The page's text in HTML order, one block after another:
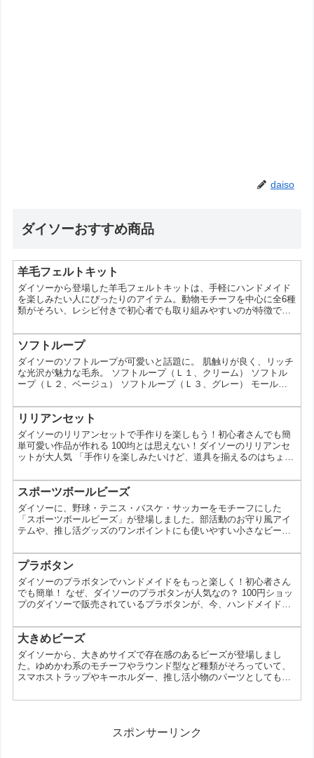
daiso
ダイソーおすすめ商品
羊毛フェルトキット
ダイソーから登場した羊毛フェルトキットは、手軽にハンドメイド
を楽しみたい人にぴったりのアイテム。動物モチーフを中心に全6種
類がそろい、レシピ付きで初心者でも取り組みやすいのが特徴で
魅力です。 羊毛フェルトキットとは？ 専用の羊毛をニードルで刺
し固めて、立体的なマスコットを作るクラフトキットです。今回の
シリーズは、かわいらしい動物や小物モチーフがセットになってお
り、必要な材料と簡単なレシピが付属しています。 特別な道具...
ソフトループ
ダイソーのソフトループが可愛いと話題に。 肌触りが良く、リッチ
な光沢が魅力な毛糸。 ソフトループ（Ｌ１、クリーム） ソフトル
ープ（Ｌ２、ベージュ） ソフトループ（Ｌ３、グレー） モールヤ
（ＭＢ４、藍） モールヤーン（ＭＢ５、緑） モールヤーン（ＭＢ
６、赤） モールヤーン（ＭＢ７、紫） この投稿をInstagramで見る
・ 肌触りが良く、リッチな光沢が魅力な毛糸。 ソフトループ（Ｌ
１、クリーム） ソフトループ（Ｌ２、...
リリアンセット
ダイソーのリリアンセットで手作りを楽しもう！初心者さんでも簡
単可愛い作品が作れる 100均とは思えない！ダイソーのリリアンセ
ットが大人気 「手作りを楽しみたいけど、道具を揃えるのはちょっ
プのダイソーで、リリアンを使った手作りが楽しめるセットが販売
されているんです。今回は、ダイソーのリリアンセットの魅力や、
使い方、アレンジ方法についてご紹介します。 なぜダイソーのリリ
アンセットが人気なの？ 価格が安い: 100円とい...
スポーツボールビーズ
ダイソーに、野球・テニス・バスケ・サッカーをモチーフにした
「スポーツボールビーズ」が登場しました。部活動のお守り風アイ
テムや、推し活グッズのワンポイントにも使いやすい小さなビーズ
ポーツボールビーズとは この商品は、スポーツボールをイメージし
たビーズを集めた手芸アイテムです。ラインアップは4種類で、野
球、テニス、バスケットボール、サッカーがあります。商品情報で
はそれぞれの個数と、野球・バスケはおよそのサイズも案内され...
プラボタン
ダイソーのプラボタンでハンドメイドをもっと楽しく！初心者さん
でも簡単！ なぜ、ダイソーのプラボタンが人気なの？ 100円ショッ
プのダイソーで販売されているプラボタンが、今、ハンドメイド好
と豊富な種類。今回は、そんなダイソーのプラボタンの魅力をたっ
ぷりとお伝えします。 【プラボタンランキングTOP10！】ダイソー
のプラボタンでハンドメイドを楽しもう！ 1位 コスパ最強！豊富
なデザインのプラボタン 100円でこんなにたく...
大きめビーズ
ダイソーから、大きめサイズで存在感のあるビーズが登場しまし
た。ゆめかわ系のモチーフやラウンド型など種類がそろっていて、
スマホストラップやキーホルダー、推し活小物のパーツとしても使
意点もあわせて紹介します。大きめビーズはどんなアイテム？今回
ホストラップのように、完成後に目に入りやすいアイテムでは、ビ
スポンサーリンク